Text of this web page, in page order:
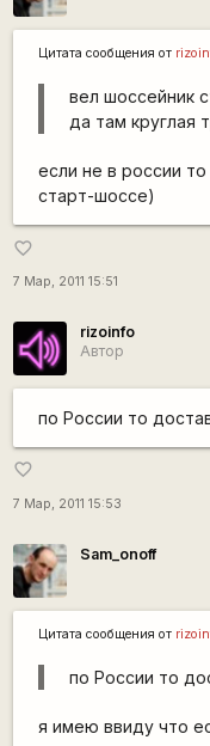
Цитата сообщения от
вел шоссейник
да там круглая
если не в россии
старт-шоссе)
favorite_border
7 Мар, 2011 15:51
rizoinfo
Автор
по России то
favorite_border
7 Мар, 2011 15:53
Sam_onoff
Цитата сообщения от
по России то
я имею ввиду что